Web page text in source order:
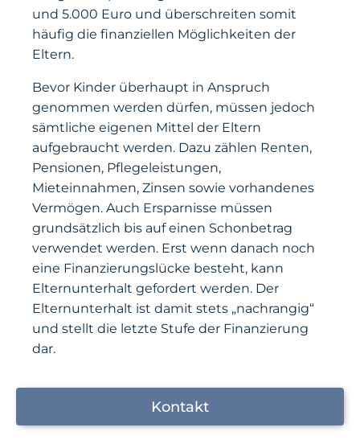
und 5.000 Euro und überschreiten somit
häufig die finanziellen Möglichkeiten der
Eltern.
Bevor Kinder überhaupt in Anspruch
genommen werden dürfen, müssen jedoch
sämtliche eigenen Mittel der Eltern
aufgebraucht werden. Dazu zählen Renten,
Pensionen, Pflegeleistungen,
Mieteinnahmen, Zinsen sowie vorhandenes
Vermögen. Auch Ersparnisse müssen
grundsätzlich bis auf einen Schonbetrag
verwendet werden. Erst wenn danach noch
eine Finanzierungslücke besteht, kann
Elternunterhalt gefordert werden. Der
Elternunterhalt ist damit stets „nachrangig“
und stellt die letzte Stufe der Finanzierung
dar.
Kontakt